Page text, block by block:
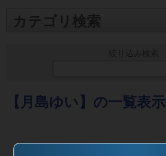
カテゴリ検索
【月島ゆい】の一覧表示